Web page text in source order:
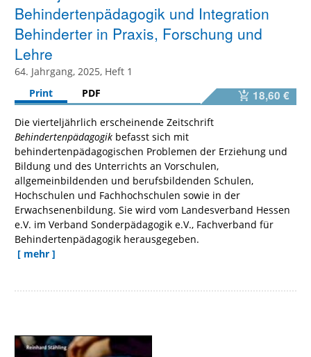
Behindertenpädagogik und Integration
Behinderter in Praxis, Forschung und
Lehre
64. Jahrgang, 2025, Heft 1
Print
PDF 18,60 €
Die vierteljährlich erscheinende Zeitschrift
Behindertenpädagogik befasst sich mit
behindertenpädagogischen Problemen der Erziehung und
Bildung und des Unterrichts an Vorschulen,
allgemeinbildenden und berufsbildenden Schulen,
Hochschulen und Fachhochschulen sowie in der
Erwachsenenbildung. Sie wird vom Landesverband Hessen
e.V. im Verband Sonderpädagogik e.V., Fachverband für
Behindertenpädagogik herausgegeben.
[ mehr ]